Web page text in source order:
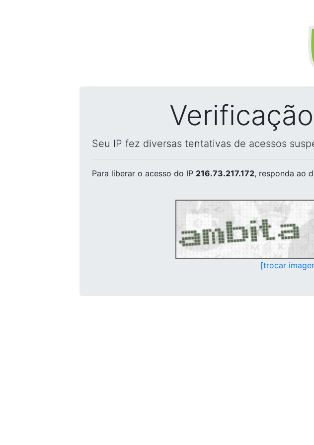
Seu IP fez diversas tentativas de acessos
Para liberar o acesso do IP 216.73.217.172, responda ao
[trocar